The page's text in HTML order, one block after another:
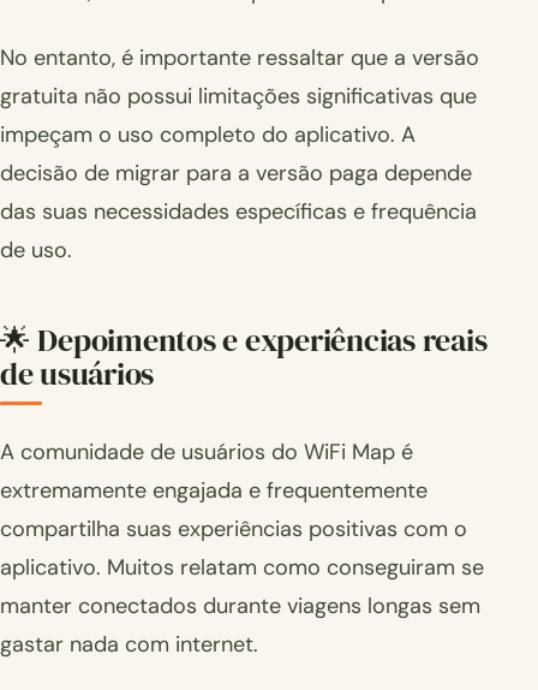
No entanto, é importante ressaltar que a versão
gratuita não possui limitações significativas que
impeçam o uso completo do aplicativo. A
decisão de migrar para a versão paga depende
das suas necessidades específicas e frequência
de uso.
🌟 Depoimentos e experiências reais
de usuários
A comunidade de usuários do WiFi Map é
extremamente engajada e frequentemente
compartilha suas experiências positivas com o
aplicativo. Muitos relatam como conseguiram se
manter conectados durante viagens longas sem
gastar nada com internet.